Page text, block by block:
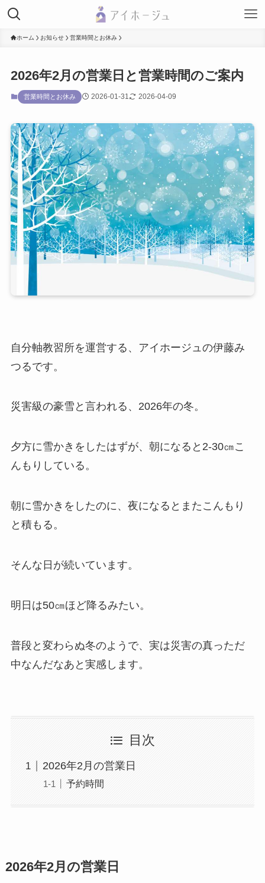
ホーム お知らせ 営業時間とお休み
2026年2月の営業日と営業時間のご案内
営業時間とお休み 2026-01-31 2026-04-09
自分軸教習所を運営する、アイホージュの伊藤み
つるです。
災害級の豪雪と言われる、2026年の冬。
夕方に雪かきをしたはずが、朝になると2-30㎝こ
んもりしている。
朝に雪かきをしたのに、夜になるとまたこんもり
と積もる。
そんな日が続いています。
明日は50㎝ほど降るみたい。
普段と変わらぬ冬のようで、実は災害の真っただ
中なんだなあと実感します。
目次
2026年2月の営業日
予約時間
2026年2月の営業日